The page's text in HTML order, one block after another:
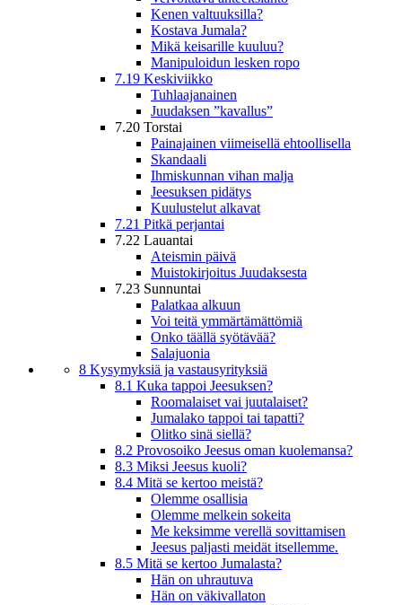
Kenen valtuuksilla?
Kostava Jumala?
Mikä keisarille kuuluu?
Manipuloidun lesken ropo
7.19 Keskiviikko
Tuhlaajanainen
Juudaksen ”kavallus”
7.20 Torstai
Painajainen viimeisellä ehtoollisella
Skandaali
Ihmiskunnan vihan malja
Jeesuksen pidätys
Kuulustelut alkavat
7.21 Pitkä perjantai
7.22 Lauantai
Ateismin päivä
Muistokirjoitus Juudaksesta
7.23 Sunnuntai
Palatkaa alkuun
Voi teitä ymmärtämättömiä
Onko täällä syötävää?
Salajuonia
8 Kysymyksiä ja vastausyrityksiä
8.1 Kuka tappoi Jeesuksen?
Roomalaiset vai juutalaiset?
Jumalako tappoi tai tapatti?
Olitko sinä siellä?
8.2 Provosoiko Jeesus oman kuolemansa?
8.3 Miksi Jeesus kuoli?
8.4 Mitä se kertoo meistä?
Olemme osallisia
Olemme melkein sokeita
Me keksimme verellä sovittamisen
Jeesus paljasti meidät itsellemme.
8.5 Mitä se kertoo Jumalasta?
Hän on uhrautuva
Hän on väkivallaton